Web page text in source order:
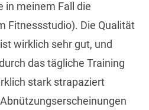
in meinem Fall die
Fitnessstudio). Die Qualität
wirklich sehr gut, und
das tägliche Training
stark strapaziert